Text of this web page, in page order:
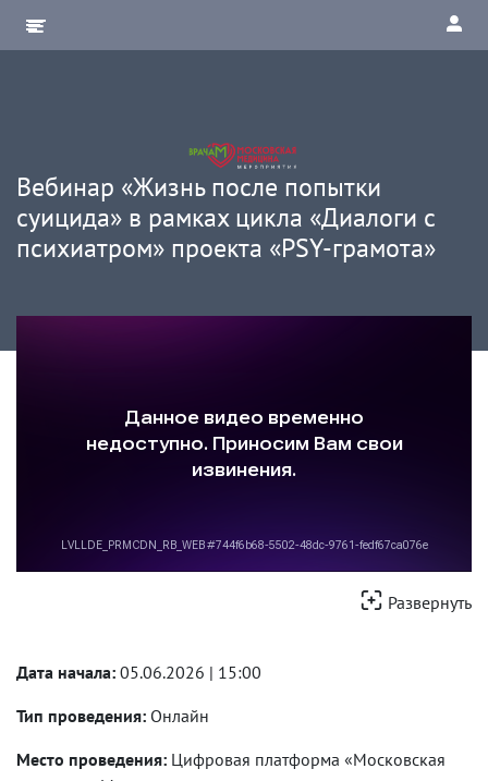
Вебинар «Жизнь после попытки
суицида» в рамках цикла «Диалоги с
психиатром» проекта «PSY-грамота»
Развернуть
Дата начала: 05.06.2026 | 15:00
Тип проведения: Онлайн
Место проведения: Цифровая платформа «Московская